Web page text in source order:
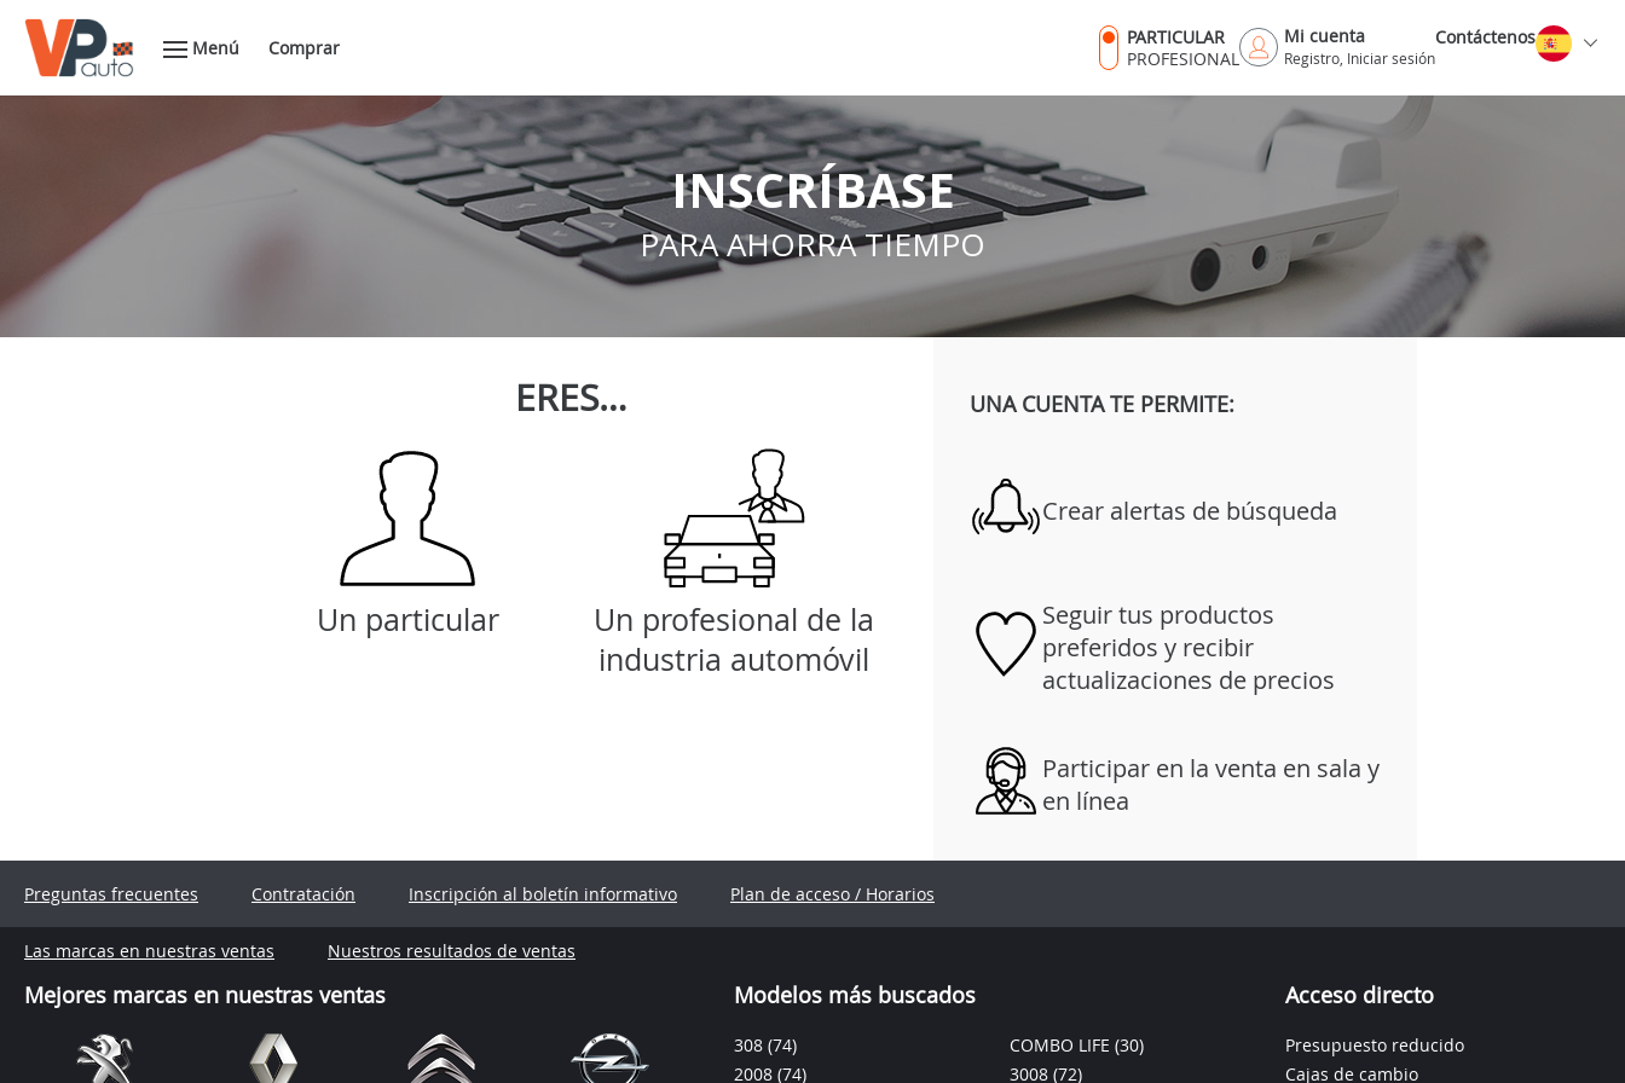
Menú Comprar
PARTICULAR
PROFESIONAL
Mi cuenta
Registro, Iniciar sesión
Contáctenos
INSCRÍBASE
PARA AHORRA TIEMPO
ERES…
Un particular
Un profesional de la
industria automóvil
UNA CUENTA TE PERMITE:
Crear alertas de búsqueda
Seguir tus productos
preferidos y recibir
actualizaciones de precios
Participar en la venta en sala y
en línea
Preguntas frecuentes Contratación Inscripción al boletín informativo Plan de acceso / Horarios
Las marcas en nuestras ventas Nuestros resultados de ventas
Mejores marcas en nuestras ventas Modelos más buscados
308 (74)
2008 (74)
COMBO LIFE (30)
3008 (72)
Acceso directo
Presupuesto reducido
Cajas de cambio